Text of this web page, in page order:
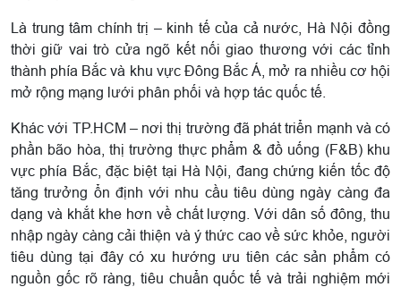
Là trung tâm chính trị – kinh tế của cả nước, Hà Nội đồng
thời giữ vai trò cửa ngõ kết nối giao thương với các tỉnh
thành phía Bắc và khu vực Đông Bắc Á, mở ra nhiều cơ hội
mở rộng mạng lưới phân phối và hợp tác quốc tế.
Khác với TP.HCM – nơi thị trường đã phát triển mạnh và có
phần bão hòa, thị trường thực phẩm & đồ uống (F&B) khu
vực phía Bắc, đặc biệt tại Hà Nội, đang chứng kiến tốc độ
tăng trưởng ổn định với nhu cầu tiêu dùng ngày càng đa
dạng và khắt khe hơn về chất lượng. Với dân số đông, thu
nhập ngày càng cải thiện và ý thức cao về sức khỏe, người
tiêu dùng tại đây có xu hướng ưu tiên các sản phẩm có
nguồn gốc rõ ràng, tiêu chuẩn quốc tế và trải nghiệm mới